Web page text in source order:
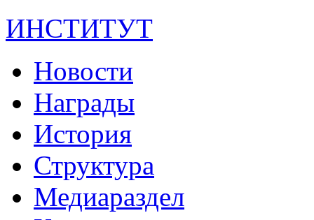
ИНСТИТУТ
Новости
Награды
История
Структура
Медиараздел